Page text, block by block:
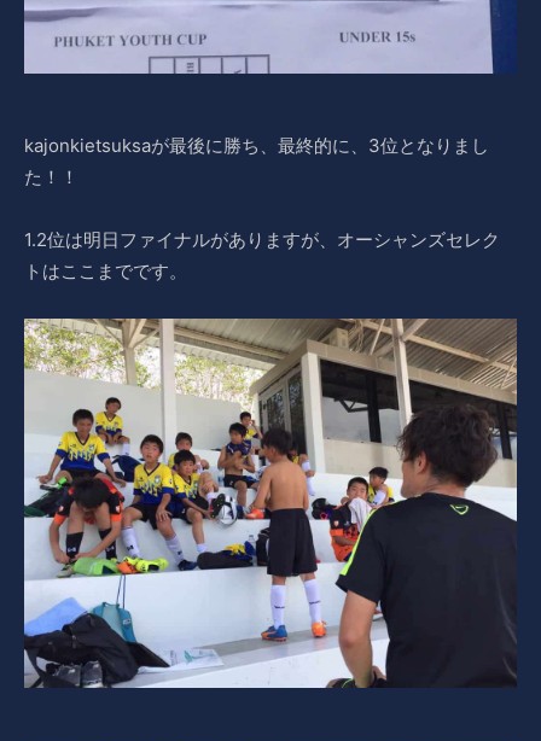
kajonkietsuksaが最後に勝ち、最終的に、3位となりまし
た！！
1.2位は明日ファイナルがありますが、オーシャンズセレク
トはここまでです。